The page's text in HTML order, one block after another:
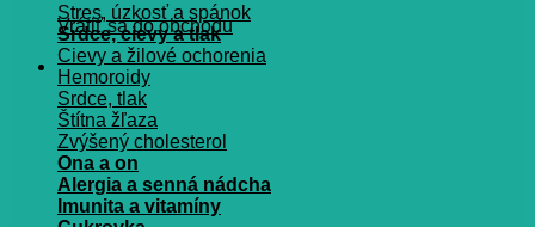
Vrátiť sa do obchodu
Stres, úzkosť a spánok
Srdce, cievy a tlak
Cievy a žilové ochorenia
Hemoroidy
Srdce, tlak
Štítna žľaza
Zvýšený cholesterol
Ona a on
Alergia a senná nádcha
Imunita a vitamíny